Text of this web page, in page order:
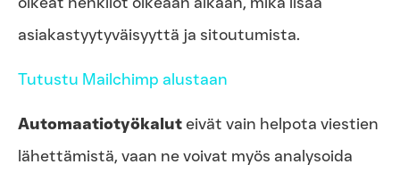
asiakastyytyväisyyttä ja sitoutumista.
Tutustu Mailchimp alustaan
Automaatiotyökaluteivät vain helpota viestien
lähettämistä, vaan ne voivat myös analysoida